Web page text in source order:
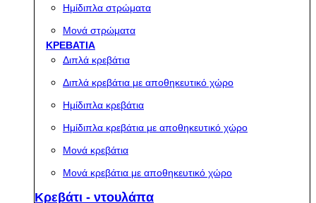
Ημίδιπλα στρώματα
Μονά στρώματα
ΚΡΕΒΑΤΙΑ
Διπλά κρεβάτια
Διπλά κρεβάτια με αποθηκευτικό χώρο
Ημίδιπλα κρεβάτια
Ημίδιπλα κρεβάτια με αποθηκευτικό χώρο
Μονά κρεβάτια
Μονά κρεβάτια με αποθηκευτικό χώρο
Κρεβάτι - ντουλάπα